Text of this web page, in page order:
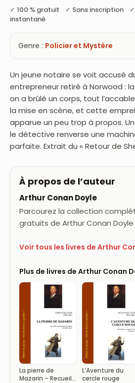
✓ 100 % gratuit ✓ Sans inscription
instantané
Genre : Policier et Mystère
Un jeune notaire se voit accusé
entrepreneur retiré à Norwood :
on a brûlé un corps, tout
la mise en scène, et cette
apparue un peu trop à propos.
le détective renverse une
parfaite. Extrait du « Retour de
À propos de l’auteur
Arthur Conan Doyle
Parcourez la collection
gratuits de Arthur Conan Doyle
Voir tous les livres de Arthur
Plus de livres de Arthur Conan
La pierre de
Mazarin – Recueil
L’Aventure du
cercle rouge